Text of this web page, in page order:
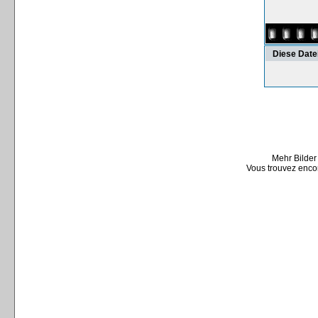
Diese
Mehr
Vous trouvez